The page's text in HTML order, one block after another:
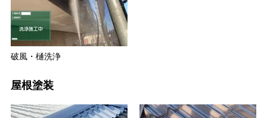
破風・樋洗浄
屋根塗装